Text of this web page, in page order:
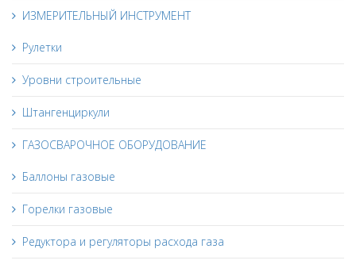
ИЗМЕРИТЕЛЬНЫЙ ИНСТРУМЕНТ
Рулетки
Уровни строительные
Штангенциркули
ГАЗОСВАРОЧНОЕ ОБОРУДОВАНИЕ
Баллоны газовые
Горелки газовые
Редуктора и регуляторы расхода газа